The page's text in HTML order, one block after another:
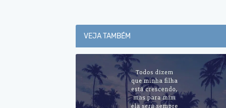
VEJA TAMBÉM